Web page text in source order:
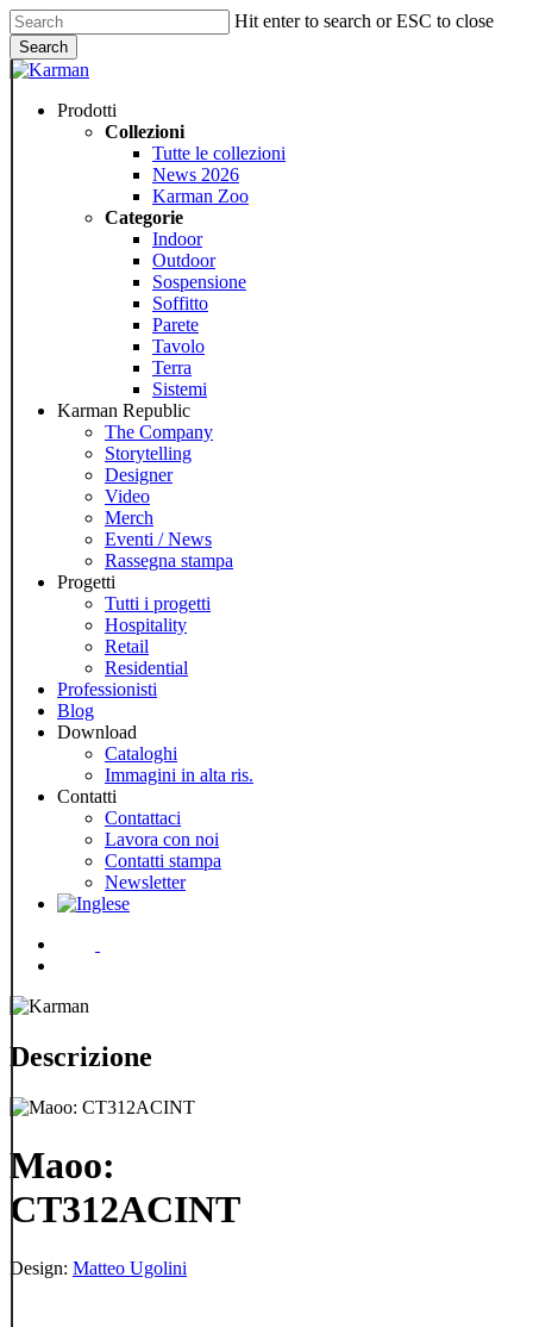
Skip
to
main
content
Hit enter to search or ESC to close
Search
Close
Menu
Prodotti
Collezioni
Tutte le collezioni
News 2026
Karman Zoo
Categorie
Indoor
Outdoor
Sospensione
Soffitto
Parete
Tavolo
Terra
Sistemi
Karman Republic
The Company
Storytelling
Designer
Video
Merch
Eventi / News
Rassegna stampa
Progetti
Tutti i progetti
Hospitality
Retail
Residential
Professionisti
Blog
Download
Cataloghi
Immagini in alta ris.
Contatti
Contattaci
Lavora con noi
Contatti stampa
Newsletter
Descrizione
Maoo:
CT312ACINT
Design: Matteo Ugolini